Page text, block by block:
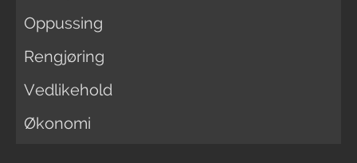
Oppussing
Rengjøring
Vedlikehold
Økonomi